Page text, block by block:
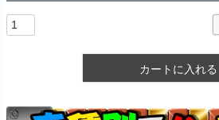
カートに入れる